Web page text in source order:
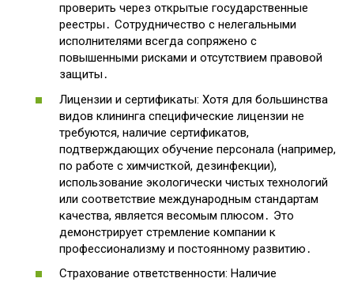
проверить через открытые государственные
реестры․ Сотрудничество с нелегальными
исполнителями всегда сопряжено с
повышенными рисками и отсутствием правовой
защиты․
Лицензии и сертификаты: Хотя для большинства
видов клининга специфические лицензии не
требуются, наличие сертификатов,
подтверждающих обучение персонала (например,
по работе с химчисткой, дезинфекции),
использование экологически чистых технологий
или соответствие международным стандартам
качества, является весомым плюсом․ Это
демонстрирует стремление компании к
профессионализму и постоянному развитию․
Страхование ответственности: Наличие